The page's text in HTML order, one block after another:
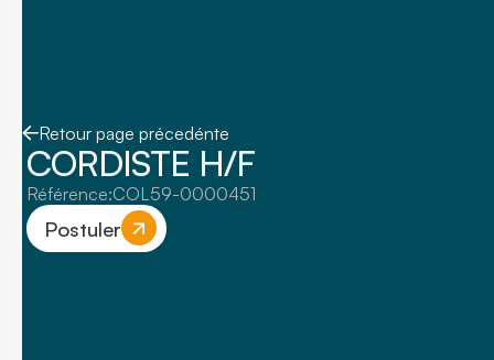
Retour page précedénte
CORDISTE H/F
Référence:COL59-0000451
Postuler